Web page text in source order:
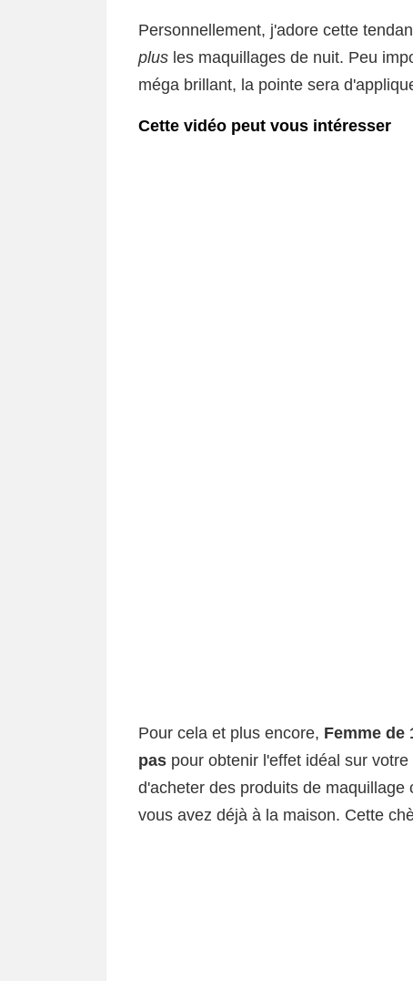
Personnellement, j'adore cette
plus les maquillages de nuit. Peu
méga brillant, la pointe sera
Cette vidéo peut vous intéresser
Pour cela et plus encore, Femme de
pas pour obtenir l'effet idéal sur votre
d'acheter des produits de
vous avez déjà à la maison. Cette